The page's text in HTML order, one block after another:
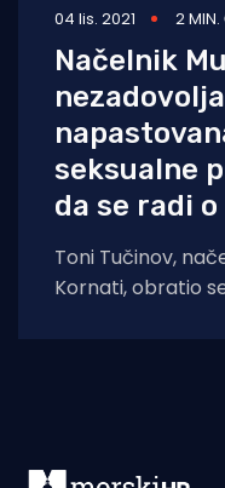
04 lis. 2021 2
Načelnik
seksualne
da se radi
Toni Tučinov,
Kornati, obratio